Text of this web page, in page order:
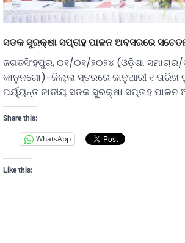
ସଡକ ସୁରକ୍ଷା ସପ୍ତାହ ପାଳନ ଅବସରରେ
ଜଗତସିଂହପୁର, ୦୧/୦୧/୨୦୨୪ (ଓଡ଼ିଶା ସମାଚାର/
କାନୁନଗୋ)-ଜିଲ୍ଲା ସ୍ତରରେ ଜାନୁଆରୀ ୧ ତାରିଖ
ପର୍ୟ୍ୟନ୍ତ ଜାତୀୟ ସଡକ ସୁରକ୍ଷା ସପ୍ତାହ
Share this:
WhatsApp
Like this: